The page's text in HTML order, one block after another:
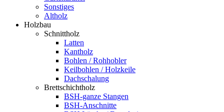
Sonstiges
Altholz
Holzbau
Schnittholz
Latten
Kantholz
Bohlen / Rohhobler
Keilbohlen / Holzkeile
Dachschalung
Brettschichtholz
BSH-ganze Stangen
BSH-Anschnitte